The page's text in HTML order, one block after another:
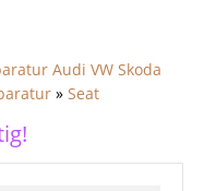
Audi VW Skoda
» Seat